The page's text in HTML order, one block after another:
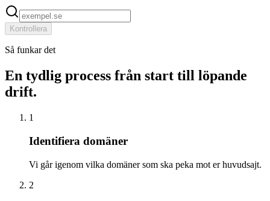
Kontrollera
Så funkar det
En tydlig process från start till löpande
drift.
1
Identifiera domäner
Vi går igenom vilka domäner som ska peka mot er huvudsajt.
2